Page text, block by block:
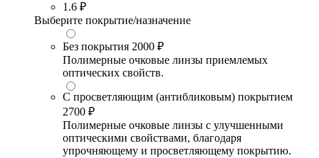
1.6 ₽
Выберите покрытие/назначение
Без покрытия 2000 ₽
Полимерные очковые линзы приемлемых
оптических свойств.
С просветляющим (антибликовым) покрытием
2700 ₽
Полимерные очковые линзы с улучшенными
оптическими свойствами, благодаря
упрочняющему и просветляющему покрытию.